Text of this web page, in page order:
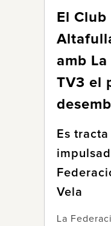
El
amb
TV3 el
Es
Vela
La